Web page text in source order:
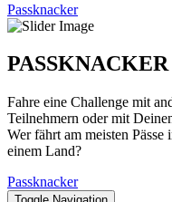
Passknacker
PASSKNACKER
Fahre eine Challenge mit
Teilnehmern oder mit
Wer fährt am meisten Pässe
einem Land?
Passknacker